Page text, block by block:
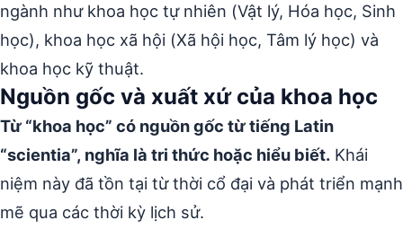
ngành như khoa học tự nhiên (Vật lý, Hóa học, Sinh
học), khoa học xã hội (Xã hội học, Tâm lý học) và
khoa học kỹ thuật.
Nguồn gốc và xuất xứ của khoa học
Từ “khoa học” có nguồn gốc từ tiếng Latin
“scientia”, nghĩa là tri thức hoặc hiểu biết. Khái
niệm này đã tồn tại từ thời cổ đại và phát triển mạnh
mẽ qua các thời kỳ lịch sử.